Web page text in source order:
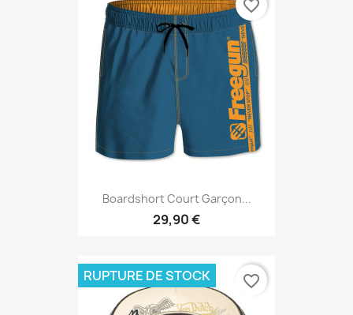
Boardshort Court Garçon...
29,90 €
favorite_border
RUPTURE DE STOCK favorite_border